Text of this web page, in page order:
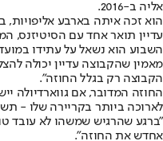
אליה ב-2016.
הוא זכה איתה בארבע אליפויות,
עדיין תואר אחד עם הסיטיזנס,
השבוע הוא נשאל על עתידו
מאמין שהקבוצה עדיין יכולה
הקבוצה רק בגלל החוזה".
החוזה המדובר, אם גווארדיולה
לארוכה ביותר בקריירה שלו -
"ברגע שהרגיש שמשהו לא עובד
אחדש את החוזה".